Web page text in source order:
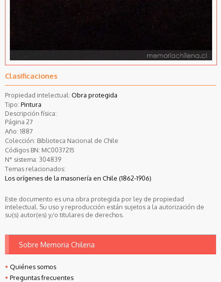
Clasificaciones
Propiedad intelectual: Obra protegida
Tipo: Pintura
Descripción física:
Página 27
Año: 1887
Colección: Biblioteca Nacional de Chile
Códigos BN: MC0037215
N° sistema: 304839
Temas relacionados:
Los orígenes de la masonería en Chile (1862-1906)
Este documento es una obra protegida por ley de propiedad
intelectual. Su uso y reproducción están sujetos a la autorización de
su(s) autor(es) y/o titulares de derechos.
Sobre Memoria Chilena
Quiénes somos
Preguntas frecuentes